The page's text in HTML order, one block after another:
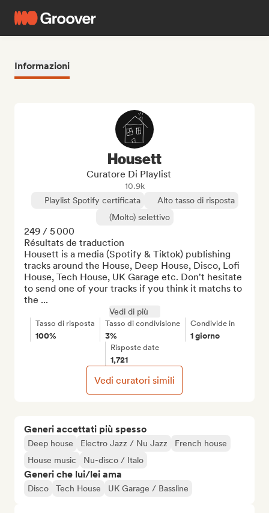
Informazioni
Generi accettati più spesso
Deep house Electro Jazz / Nu Jazz
French house
House music
Nu-disco / Italo
Generi che lui/lei ama
Disco Tech House UK Garage / Bassline
Housett
Curatore Di Playlist
10.9k
Playlist Spotify certificata
Alto tasso di risposta
(Molto) selettivo
249 / 5 000
Résultats de traduction
Housett is a media (Spotify & Tiktok) publishing
tracks around the House, Deep House, Disco, Lofi
House, Tech House, UK Garage etc. Don't hesitate
to send one of your tracks if you think it matchs to
the ...
Vedi di più
Tasso di risposta
100%
Tasso di condivisione
3%
Condivide in
1 giorno
Risposte date
1,721
Vedi curatori simili